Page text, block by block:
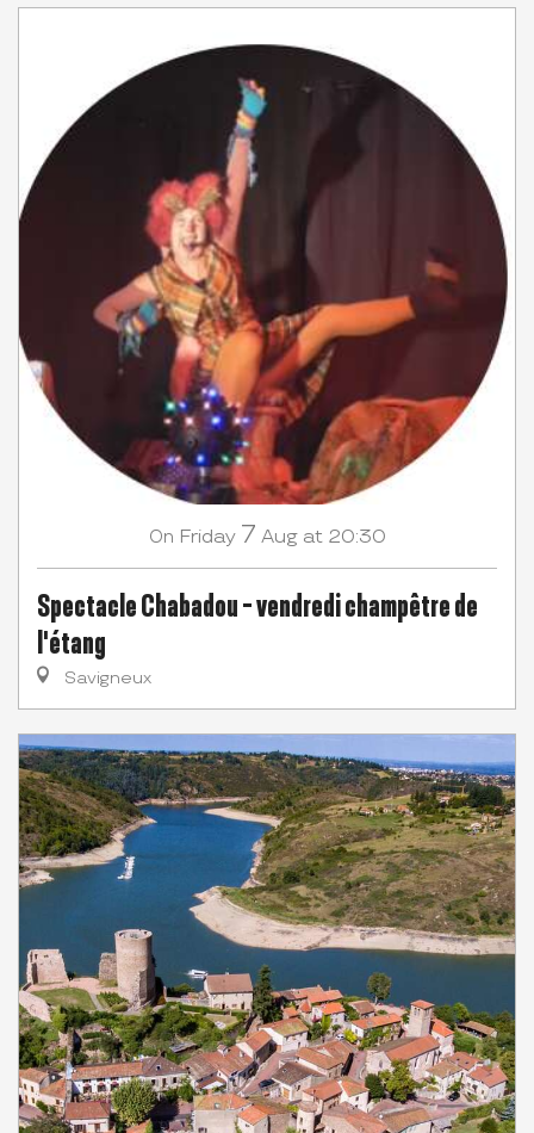
On Friday 7 Aug at 20:30
Spectacle Chabadou - vendredi champêtre de
l'étang
Savigneux